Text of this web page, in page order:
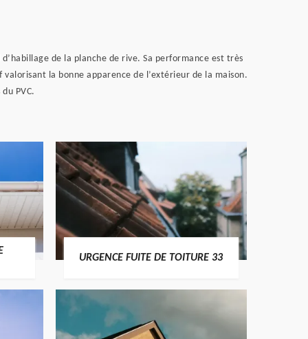
de la planche de rive. Sa performance est très
la bonne apparence de l’extérieur de la maison.
PVC.
URGENCE FUITE DE TOITURE 33